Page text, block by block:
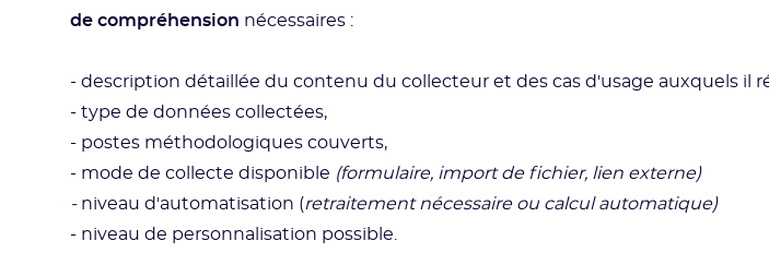
de compréhension nécessaires :
- description détaillée du contenu du collecteur et des cas d'usage auxquels il
- type de données collectées,
- postes méthodologiques couverts,
- mode de collecte disponible (formulaire, import de fichier, lien externe)
- niveau d'automatisation (retraitement nécessaire ou calcul automatique)
- niveau de personnalisation possible.